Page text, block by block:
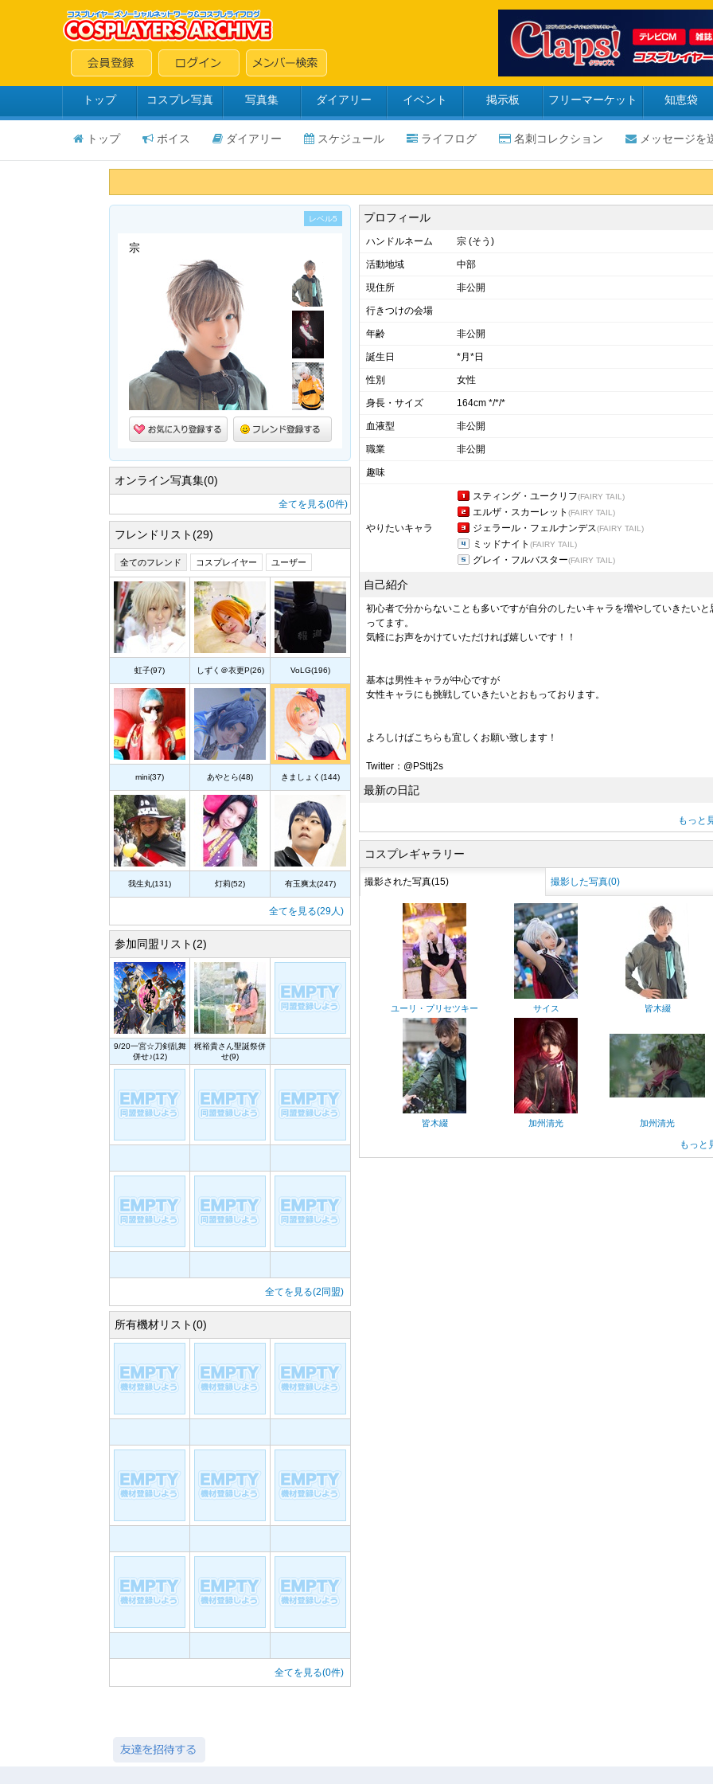
トップ コスプレ写真 写真集 ダイアリー イベント 掲示板 フリーマーケット 知恵袋
トップ ボイス ダイアリー スケジュール ライフログ 名刺コレクション メッセージを
レベル5
宗
オンライン写真集(0)
全てを見る(0件)
フレンドリスト(29)
全てのフレンド コスプレイヤー ユーザー
虹子(97) しずく＠衣更P(26) VoLG(196)
mini(37) あやとら(48) きましょく(144)
我生丸(131) 灯莉(52) 有玉爽太(247)
全てを見る(29人)
参加同盟リスト(2)
9/20一宮☆刀剣乱舞
併せ♪(12)
梶裕貴さん聖誕祭併
せ(9)
全てを見る(2同盟)
所有機材リスト(0)
全てを見る(0件)
プロフィール
ハンドルネーム 宗 (そう)
活動地域 中部
現住所 非公開
行きつけの会場
年齢 非公開
誕生日 *月*日
性別 女性
身長・サイズ 164cm */*/*
血液型 非公開
職業 非公開
趣味
やりたいキャラ
スティング・ユークリフ(FAIRY TAIL)
エルザ・スカーレット (FAIRY TAIL)
ジェラール・フェルナンデス(FAIRY TAIL)
ミッドナイト (FAIRY TAIL)
グレイ・フルバスター(FAIRY TAIL)
自己紹介
初心者で分からないことも多いですが自分のしたいキャラを増やしていきたいと
ってます。
気軽にお声をかけていただければ嬉しいです！！
基本は男性キャラが中心ですが
女性キャラにも挑戦していきたいとおもっております。
よろしけばこちらも宜しくお願い致します！
Twitter：@PSttj2s
最新の日記
もっと
コスプレギャラリー
撮影された写真(15) 撮影した写真(0)
ユーリ・プリセツキー サイス 皆木綴
皆木綴 加州清光 加州清光
もっと